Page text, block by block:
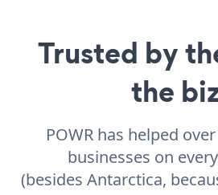
Trusted by
the
POWR has helped
businesses on
(besides Antarctica,